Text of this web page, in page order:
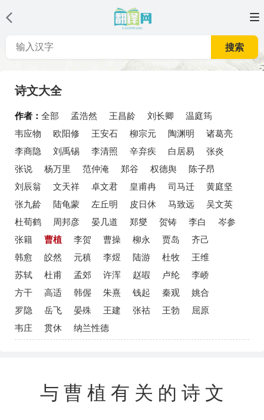
搜索
诗文大全
作者： 全部 孟浩然 王昌龄 刘长卿
温庭筠
韦应物
欧阳修 王安石 柳宗元 陶渊明
诸葛亮
李商隐
刘禹锡 李清照 辛弃疾 白居易
张炎
张说
杨万里 范仲淹 郑谷 权德舆
陈子昂
刘辰翁
文天祥 卓文君 皇甫冉 司马迁
黄庭坚
张九龄
陆龟蒙 左丘明 皮日休 马致远
吴文英
杜荀鹤
周邦彦 晏几道 郑燮 贺铸 李白
岑参
张籍
曹植 李贺 曹操 柳永 贾岛
齐己
韩愈
皎然 元稹 李煜 陆游 杜牧
王维
苏轼
杜甫 孟郊 许浑 赵嘏 卢纶
李峤
方干
高适 韩偓 朱熹 钱起 秦观
姚合
罗隐
岳飞 晏殊 王建 张祜 王勃
屈原
韦庄
贯休 纳兰性德
与曹植有关的诗文